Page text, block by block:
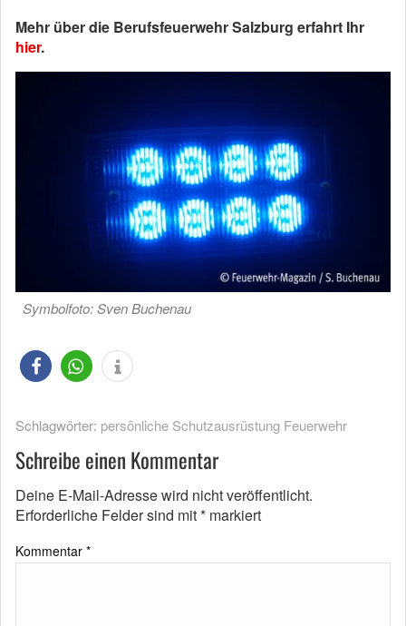
Mehr über die Berufsfeuerwehr Salzburg erfahrt Ihr
hier.
Symbolfoto: Sven Buchenau
Schlagwörter: persönliche Schutzausrüstung Feuerwehr
Schreibe einen Kommentar
Deine E-Mail-Adresse wird nicht veröffentlicht.
Erforderliche Felder sind mit* markiert
Kommentar *